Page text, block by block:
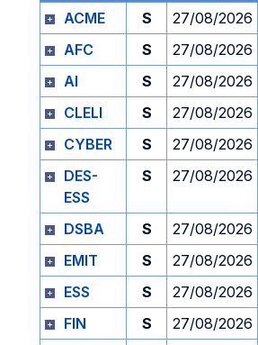
ACME S 27/08/2026
AFC
S 27/08/2026
AI
S 27/08/2026
CLELI
S 27/08/2026
CYBER
S 27/08/2026
DES-
ESS
S 27/08/2026
DSBA S 27/08/2026
EMIT
S 27/08/2026
ESS
S 27/08/2026
FIN
S 27/08/2026